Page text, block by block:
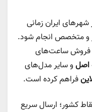
شهرهای ایران زمانی
و متخصص انجام شود.
فروش ساعت‌های
اصل و سایر مدل‌های
فراهم کرده است.
کشور؛ ارسال سریع